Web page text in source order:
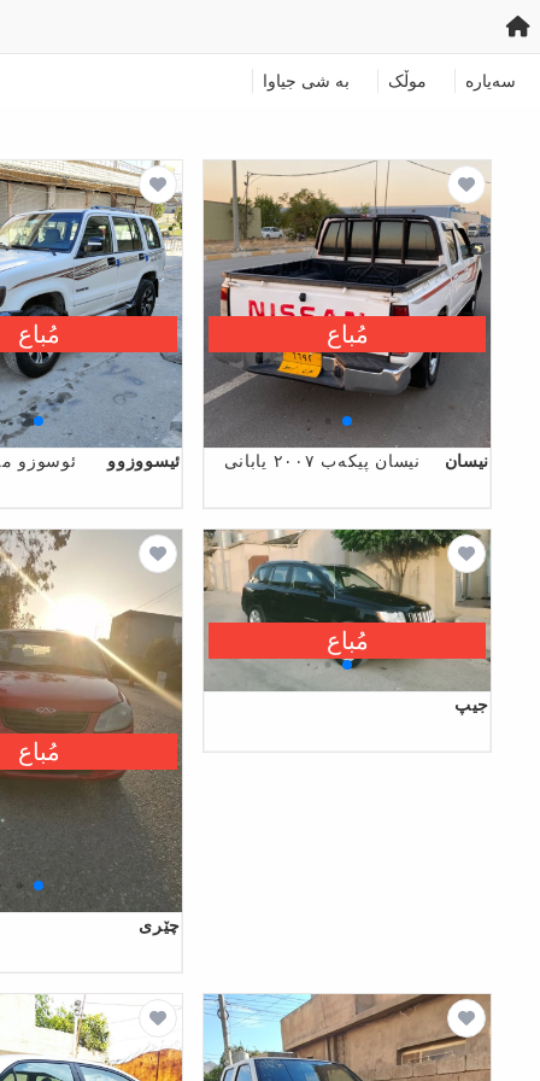
سەیارە موڵک به‌ شی جیاوا
نیسان نيسان پيكەب ٢٠٠٧ يابانى
مُباع
ئیسووزوو ئوسوزو
مُباع
جیپ
مُباع
چێری
مُباع